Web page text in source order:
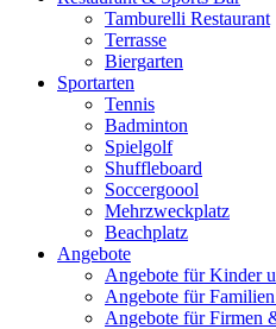
Tamburelli Restaurant
Terrasse
Biergarten
Sportarten
Tennis
Badminton
Spielgolf
Shuffleboard
Soccergoool
Mehrzweckplatz
Beachplatz
Angebote
Angebote für Kinder
Angebote für
Angebote für Firmen